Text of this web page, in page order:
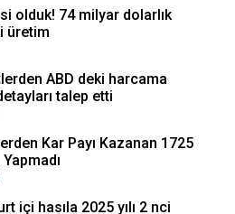
olduk! 74 milyar dolarlık
üretim
ABD deki harcama
talep etti
Kar Payı Kazanan 1725
içi hasıla 2025 yılı 2 nci